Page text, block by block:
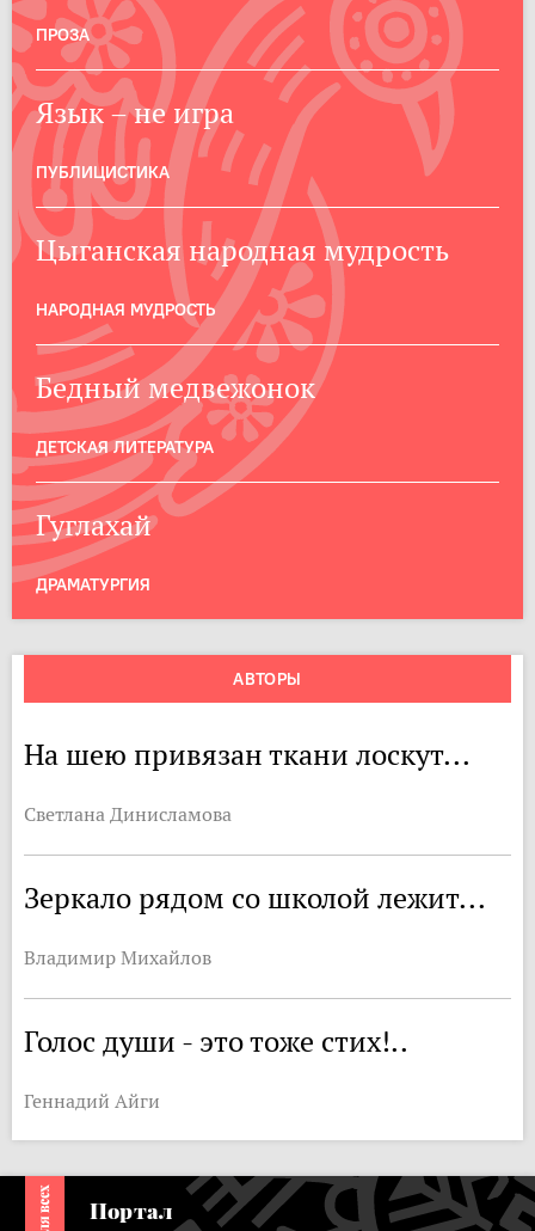
ПРОЗА
Язык – не игра
ПУБЛИЦИСТИКА
Цыганская народная мудрость
НАРОДНАЯ МУДРОСТЬ
Бедный медвежонок
ДЕТСКАЯ ЛИТЕРАТУРА
Гуглахай
ДРАМАТУРГИЯ
АВТОРЫ
На шею привязан ткани лоскут...
Светлана Динисламова
Зеркало рядом со школой лежит...
Владимир Михайлов
Голос души - это тоже стих!..
Геннадий Айги
Портал